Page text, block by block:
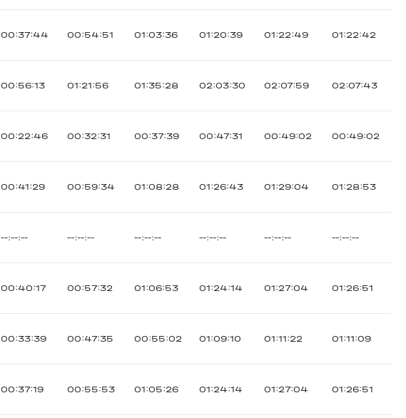
00:37:44 00:54:51 01:03:36 01:20:39 01:22:49 01:22:42
00:56:13 01:21:56 01:35:28 02:03:30 02:07:59 02:07:43
00:22:46 00:32:31 00:37:39 00:47:31 00:49:02 00:49:02
00:41:29 00:59:34 01:08:28 01:26:43 01:29:04 01:28:53
--:--:-- --:--:-- --:--:-- --:--:-- --:--:-- --:--:--
00:40:17 00:57:32 01:06:53 01:24:14 01:27:04 01:26:51
00:33:39 00:47:35 00:55:02 01:09:10 01:11:22 01:11:09
00:37:19 00:55:53 01:05:26 01:24:14 01:27:04 01:26:51